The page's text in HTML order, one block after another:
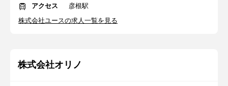
アクセス
彦根駅
株式会社ユースの求人一覧を見る
株式会社オリノ